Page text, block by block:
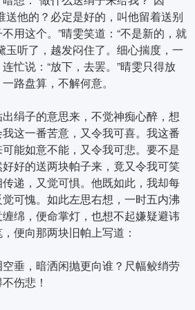
送他的？必定是好的，叫他留着送别
用这个。”晴雯笑道：“不是新的，就
玉听了，越发闷住了。细心揣度，一
忙说：“放下，去罢。”晴雯只得放
路盘算，不解何意。
子的意思来，不觉神痴心醉，想
这一番苦意，又令我可喜。我这番
能如意不能，又令我可悲。要不是
好的送两块帕子来，竟又令我可笑
递，又觉可惧。他既如此，我却每
可愧。如此左思右想，一时五内沸
绵，便命掌灯，也想不起嫌疑避讳
便向那两块旧帕上写道：
，暗洒闲抛更向谁？尺幅鲛绡劳
伤悲！